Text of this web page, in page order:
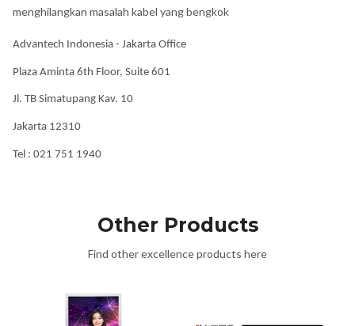
menghilangkan masalah kabel yang bengkok
Advantech Indonesia - Jakarta Office
Plaza Aminta 6th Floor, Suite 601
Jl. TB Simatupang Kav. 10
Jakarta 12310
Tel : 021 751 1940
Other Products
Find other excellence products here